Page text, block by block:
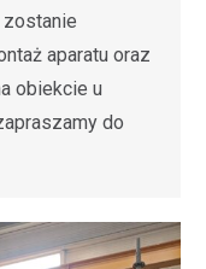
zostanie
aparatu oraz
obiekcie u
do